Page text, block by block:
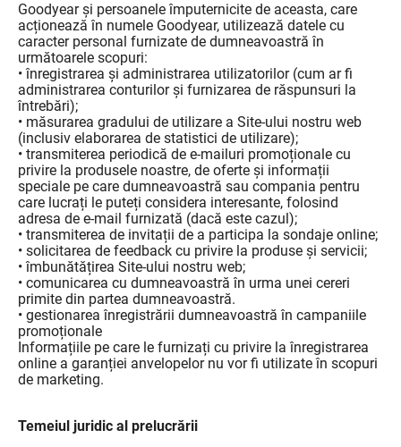
Goodyear și persoanele împuternicite de aceasta, care
acționează în numele Goodyear, utilizează datele cu
caracter personal furnizate de dumneavoastră în
următoarele scopuri:
• înregistrarea și administrarea utilizatorilor (cum ar fi
administrarea conturilor și furnizarea de răspunsuri la
întrebări);
• măsurarea gradului de utilizare a Site-ului nostru web
(inclusiv elaborarea de statistici de utilizare);
• transmiterea periodică de e-mailuri promoționale cu
privire la produsele noastre, de oferte și informații
speciale pe care dumneavoastră sau compania pentru
care lucrați le puteți considera interesante, folosind
adresa de e-mail furnizată (dacă este cazul);
• transmiterea de invitații de a participa la sondaje online;
• solicitarea de feedback cu privire la produse și servicii;
• îmbunătățirea Site-ului nostru web;
• comunicarea cu dumneavoastră în urma unei cereri
primite din partea dumneavoastră.
• gestionarea înregistrării dumneavoastră în campaniile
promoționale
Informațiile pe care le furnizați cu privire la înregistrarea
online a garanției anvelopelor nu vor fi utilizate în scopuri
de marketing.
Temeiul juridic al prelucrării